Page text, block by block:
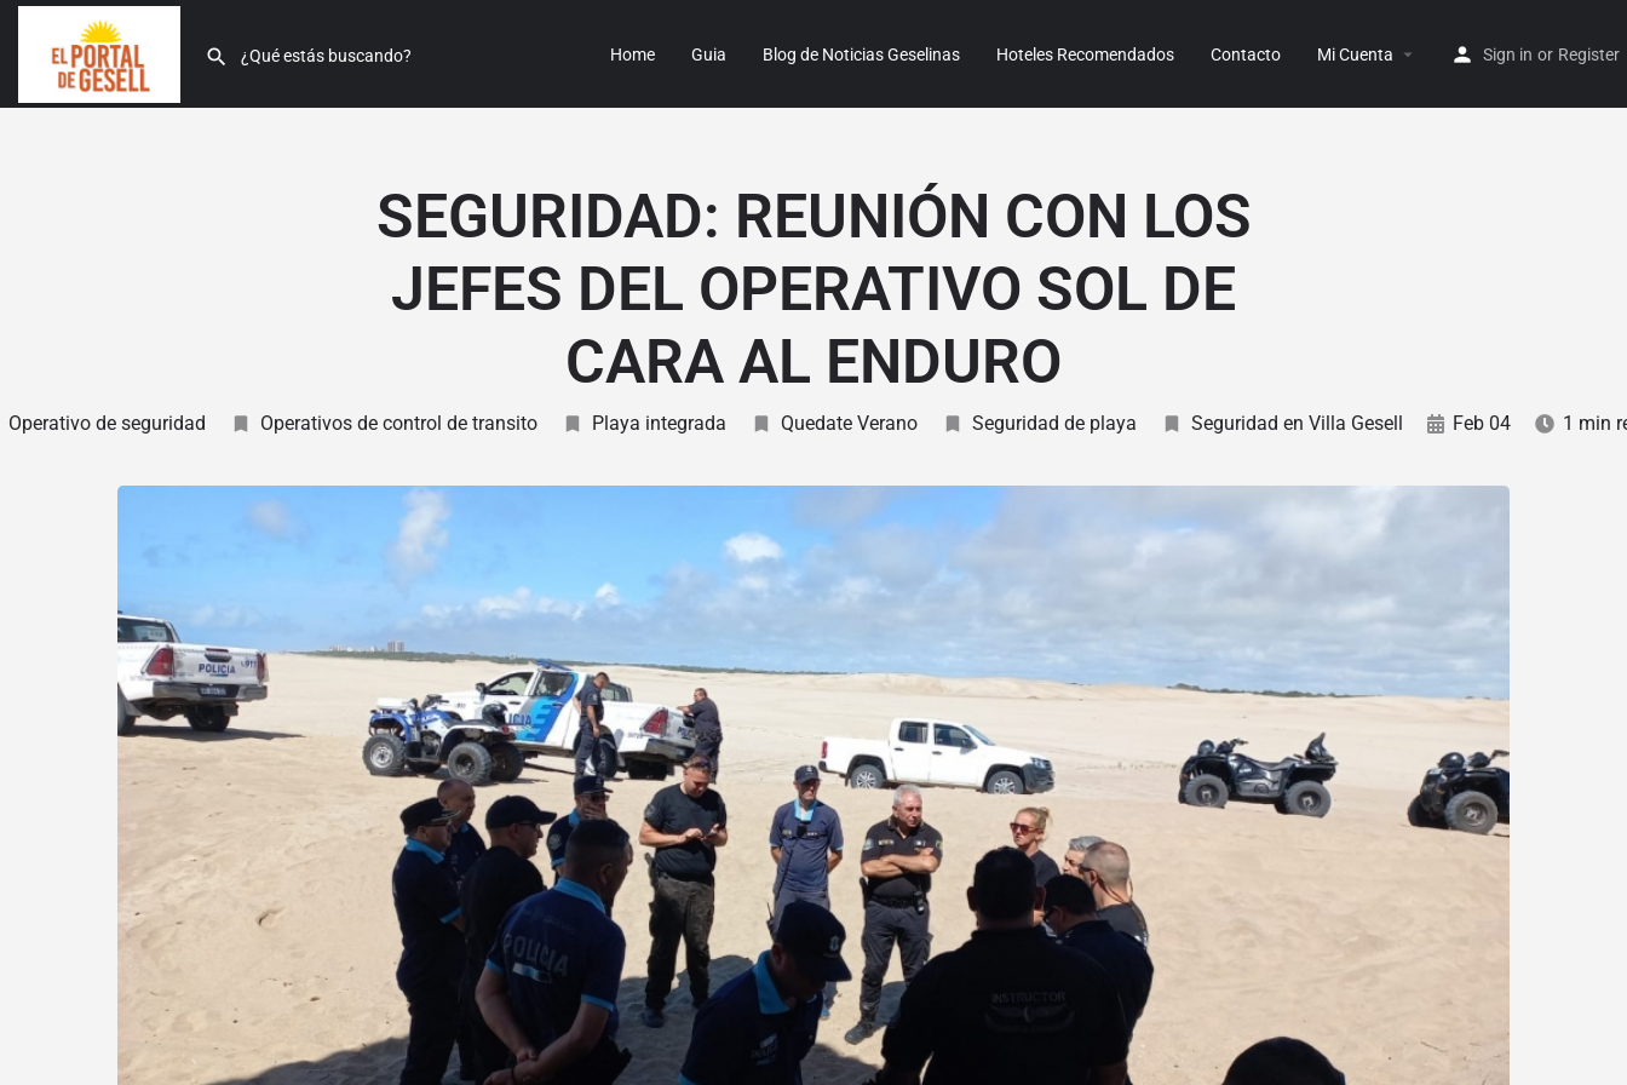
Home Guia Blog de Noticias Geselinas Hoteles Recomendados Contacto Mi Cuenta Sign in or Register
SEGURIDAD: REUNIÓN CON LOS
JEFES DEL OPERATIVO SOL DE
CARA AL ENDURO
Operativo de seguridad Operativos de control de transito Playa integrada Quedate Verano Seguridad de playa Seguridad en Villa Gesell Feb 04 1 min